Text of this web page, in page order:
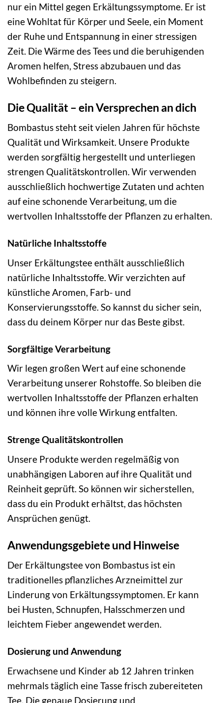
nur ein Mittel gegen Erkältungssymptome. Er ist
eine Wohltat für Körper und Seele, ein Moment
der Ruhe und Entspannung in einer stressigen
Zeit. Die Wärme des Tees und die beruhigenden
Aromen helfen, Stress abzubauen und das
Wohlbefinden zu steigern.
Die Qualität – ein Versprechen an dich
Bombastus steht seit vielen Jahren für höchste
Qualität und Wirksamkeit. Unsere Produkte
werden sorgfältig hergestellt und unterliegen
strengen Qualitätskontrollen. Wir verwenden
ausschließlich hochwertige Zutaten und achten
auf eine schonende Verarbeitung, um die
wertvollen Inhaltsstoffe der Pflanzen zu erhalten.
Natürliche Inhaltsstoffe
Unser Erkältungstee enthält ausschließlich
natürliche Inhaltsstoffe. Wir verzichten auf
künstliche Aromen, Farb- und
Konservierungsstoffe. So kannst du sicher sein,
dass du deinem Körper nur das Beste gibst.
Sorgfältige Verarbeitung
Wir legen großen Wert auf eine schonende
Verarbeitung unserer Rohstoffe. So bleiben die
wertvollen Inhaltsstoffe der Pflanzen erhalten
und können ihre volle Wirkung entfalten.
Strenge Qualitätskontrollen
Unsere Produkte werden regelmäßig von
unabhängigen Laboren auf ihre Qualität und
Reinheit geprüft. So können wir sicherstellen,
dass du ein Produkt erhältst, das höchsten
Ansprüchen genügt.
Anwendungsgebiete und Hinweise
Der Erkältungstee von Bombastus ist ein
traditionelles pflanzliches Arzneimittel zur
Linderung von Erkältungssymptomen. Er kann
bei Husten, Schnupfen, Halsschmerzen und
leichtem Fieber angewendet werden.
Dosierung und Anwendung
Erwachsene und Kinder ab 12 Jahren trinken
mehrmals täglich eine Tasse frisch zubereiteten
Tee. Die genaue Dosierung und